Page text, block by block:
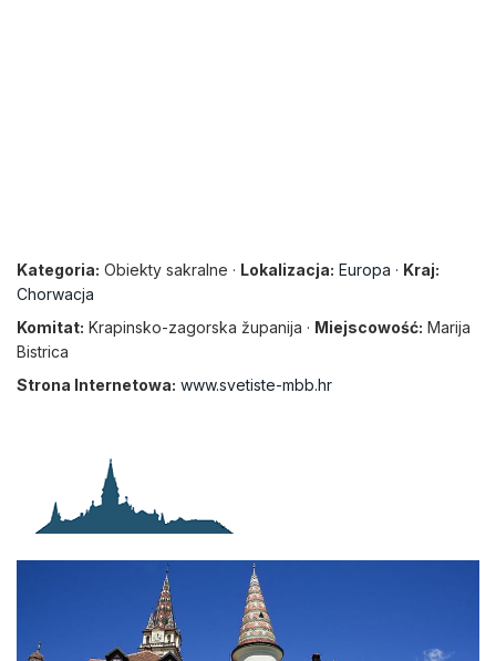
Kategoria: Obiekty sakralne · Lokalizacja: Europa · Kraj:
Chorwacja
Komitat: Krapinsko-zagorska županija · Miejscowość: Marija
Bistrica
Strona Internetowa: www.svetiste-mbb.hr